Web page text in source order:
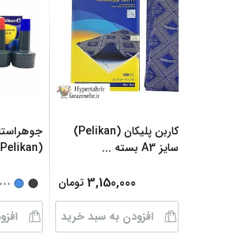
کاربن پلیکان (Pelikan)
سایز A3 بسته
...
3,150,000تومان
افزودن به سبد خرید
(Pelikan) آبی رنگ
...